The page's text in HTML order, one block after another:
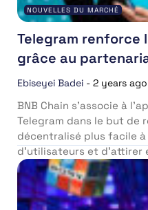
NOUVELLES DU MARCHÉ
Telegram renforce
grâce au
Ebiseyei Badei - 2 years ago
BNB Chain s’associe à
Telegram dans le but de
décentralisé plus facile
d’utilisateurs et d’attirer